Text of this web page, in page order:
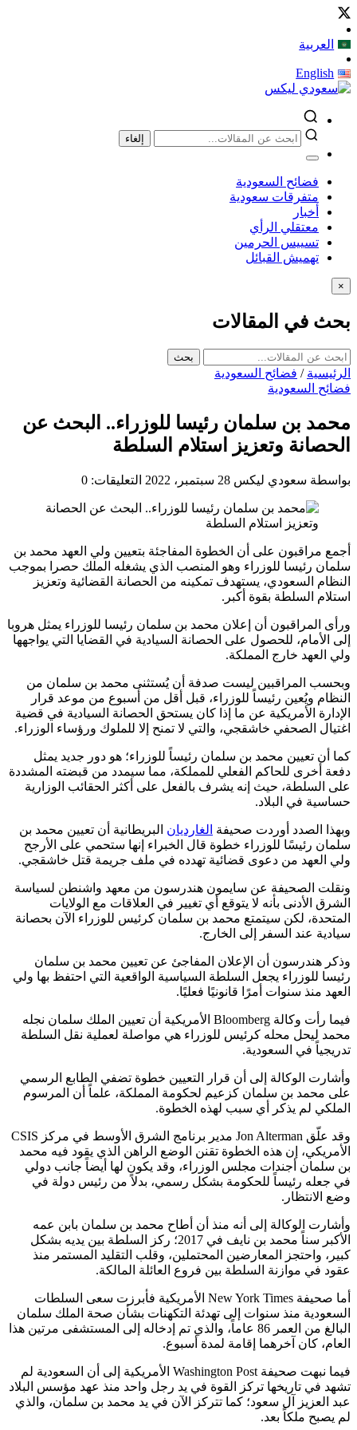
العربية
English
إلغاء
فضائح السعودية
متفرقات سعودية
أخبار
معتقلي الرأي
تسييس الحرمين
تهميش القبائل
×
بحث في المقالات
بحث
الرئيسية / فضائح السعودية
فضائح السعودية
محمد بن سلمان رئيسا للوزراء.. البحث عن
الحصانة وتعزيز استلام السلطة
بواسطة سعودي ليكس 28 سبتمبر، 2022 التعليقات: 0
أجمع مراقبون على أن الخطوة المفاجئة بتعيين ولي العهد محمد بن
سلمان رئيسا للوزراء وهو المنصب الذي يشغله الملك حصرا بموجب
النظام السعودي، يستهدف تمكينه من الحصانة القضائية وتعزيز
استلام السلطة بقوة أكبر.
ورأى المراقبون أن إعلان محمد بن سلمان رئيسا للوزراء يمثل هروبا
إلى الأمام، للحصول على الحصانة السيادية في القضايا التي يواجهها
ولي العهد خارج المملكة.
وبحسب المراقبين ليست صدفة أن يُستثنى محمد بن سلمان من
النظام ويُعين رئيساً للوزراء، قبل أقل من أسبوع من موعد قرار
الإدارة الأمريكية عن ما إذا كان يستحق الحصانة السيادية في قضية
اغتيال الصحفي خاشقجي، والتي لا تمنح إلا للملوك ورؤساء الوزراء.
كما أن تعيين محمد بن سلمان رئيساً للوزراء؛ هو دور جديد يمثل
دفعة أخرى للحاكم الفعلي للمملكة، مما سيمدد من قبضته المشددة
على السلطة، حيث إنه يشرف بالفعل على أكثر الحقائب الوزارية
حساسية في البلاد.
وبهذا الصدد أوردت صحيفة الغارديان البريطانية أن تعيين محمد بن
سلمان رئيسًا للوزراء خطوة قال الخبراء إنها ستحمي على الأرجح
ولي العهد من دعوى قضائية تهدده في ملف جريمة قتل خاشقجي.
ونقلت الصحيفة عن سايمون هندرسون من معهد واشنطن لسياسة
الشرق الأدنى بأنه لا يتوقع أي تغيير في العلاقات مع الولايات
المتحدة، لكن سيتمتع محمد بن سلمان كرئيس للوزراء الآن بحصانة
سيادية عند السفر إلى الخارج.
وذكر هندرسون أن الإعلان المفاجئ عن تعيين محمد بن سلمان
رئيسا للوزراء يجعل السلطة السياسية الواقعية التي احتفظ بها ولي
العهد منذ سنوات أمرًا قانونيًا فعليًا.
فيما رأت وكالة Bloomberg الأمريكية أن تعيين الملك سلمان نجله
محمد ليحل محله كرئيس للوزراء هي مواصلة لعملية نقل السلطة
تدريجياً في السعودية.
وأشارت الوكالة إلى أن قرار التعيين خطوة تضفي الطابع الرسمي
على محمد بن سلمان كزعيم لحكومة المملكة، علماً أن المرسوم
الملكي لم يذكر أي سبب لهذه الخطوة.
وقد علّق Jon Alterman مدير برنامج الشرق الأوسط في مركز CSIS
الأمريكي، إن هذه الخطوة تقنن الوضع الراهن الذي يقود فيه محمد
بن سلمان أجندات مجلس الوزراء، وقد يكون لها أيضاً جانب دولي
في جعله رئيساً للحكومة بشكل رسمي، بدلاً من رئيس دولة في
وضع الانتظار.
وأشارت الوكالة إلى أنه منذ أن أطاح محمد بن سلمان بابن عمه
الأكبر سناً محمد بن نايف في 2017؛ ركز السلطة بين يديه بشكل
كبير، واحتجز المعارضين المحتملين، وقلب التقليد المستمر منذ
عقود في موازنة السلطة بين فروع العائلة المالكة.
أما صحيفة New York Times الأمريكية فأبرزت سعى السلطات
السعودية منذ سنوات إلى تهدئة التكهنات بشأن صحة الملك سلمان
البالغ من العمر 86 عاماً، والذي تم إدخاله إلى المستشفى مرتين هذا
العام، كان آخرهما إقامة لمدة أسبوع.
فيما نبهت صحيفة Washington Post الأمريكية إلى أن السعودية لم
تشهد في تاريخها تركز القوة في يد رجل واحد منذ عهد مؤسس البلاد
عبد العزيز آل سعود؛ كما تتركز الآن في يد محمد بن سلمان، والذي
لم يصبح ملكاً بعد.